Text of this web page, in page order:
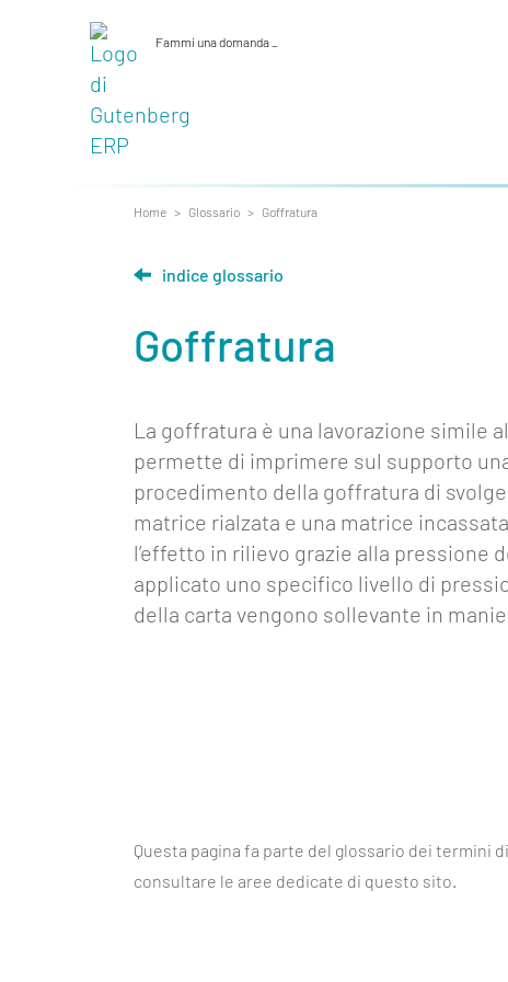
Funzionalità
Collegamenti
Industria
4.0
Eventi
Glossario
Contatti
Fammi una domanda
Home > Glossario > Goffratura
indice glossario
Goffratura
La goffratura è una lavorazione simile
permette di imprimere sul supporto
procedimento della goffratura di svolge
matrice rialzata e una matrice
l’effetto in rilievo grazie alla pressione
applicato uno specifico livello di
della carta vengono sollevante in
Questa pagina fa parte del glossario dei termini
consultare le aree dedicate di questo sito.